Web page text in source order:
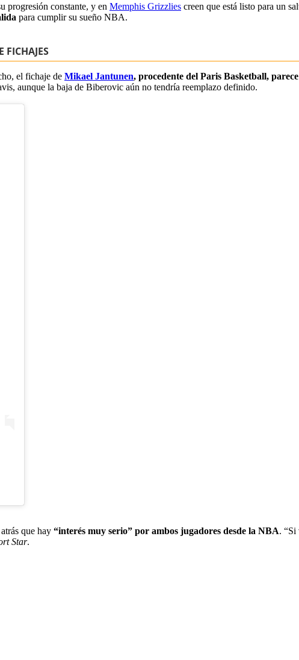
progresión constante, y en Memphis Grizzlies creen que está listo para un
para cumplir su sueño NBA.
FICHAJES
el fichaje de Mikael Jantunen, procedente del Paris Basketball,
aunque la baja de Biberovic aún no tendría reemplazo definido.
que hay “interés muy serio” por ambos jugadores desde la NBA. “Si
Star.